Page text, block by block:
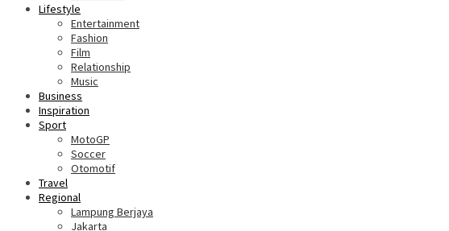
Lifestyle
Entertainment
Fashion
Film
Relationship
Music
Business
Inspiration
Sport
MotoGP
Soccer
Otomotif
Travel
Regional
Lampung Berjaya
Jakarta